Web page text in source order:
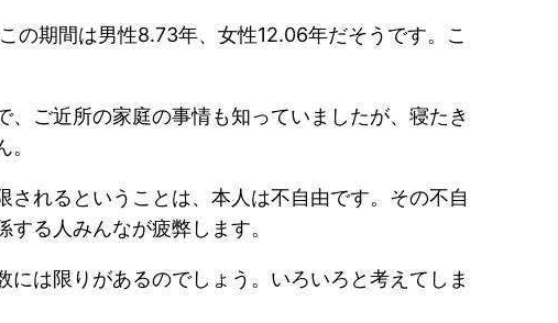
の期間は男性8.73年、女性12.06年だそうです。こ
ご近所の家庭の事情も知っていましたが、寝たき
れるということは、本人は不自由です。その不自
る人みんなが疲弊します。
は限りがあるのでしょう。いろいろと考えてしま